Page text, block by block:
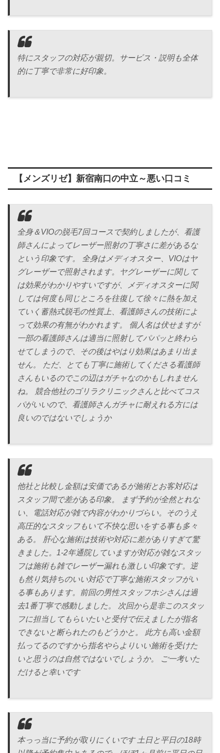
特にスタッフの対応が親切。サービス・説明も全体
的に丁寧で非常に好印象。
【メンズリゼ】新宿南口の中立～悪い口コミ
全身＆VIOの脱毛7回コースで契約しましたが、看護
師さんによってレーザー照射の丁寧さに差があるな
という印象です。 全身はメディオスター、VIOはヤ
グレーザーで照射されます。ヤグレーザーに関して
は効果がわかりやすいですが、メディオスターに関
しては何度も同じところを往復して徐々に熱を加え
ていく蓄熱式脱毛の性質上、看護師さんの技術によ
って効果の有無がわかれます。 個人名は伏せますが
一部の看護師さんは適当に照射してパパッと終わら
せてしまうので、その後はやはり効果はあまり出ま
せん。 ただ、とても丁寧に施術してくださる看護師
さんもいるのでこの辺はガチャなのかもしれません
ね。 競合他社のゴリラクリニックさんと比べてコス
パがいいので、看護師さんガチャに耐えれる方には
良いのではないでしょうか
他社と比較し金額は安価であるが施術とお客対応は
スタッフ間で差がある印象。 まず予約が全然とれな
い、電話対応が雑で内容がわかりづらい。そのうえ
高圧的なスタッフもいて不快な思いをする事も多々
ある。 肝心な施術は技術や対応に差がありすぎて驚
きました。1-2年通院していますが対応が雑なスタッ
フは施術も雑でレーザー漏れも激しい印象です。逆
も然り気持ちのいい対応で丁寧な施術スタッフがい
る事もあります。前回の男性スタッフホシさんは過
去1番丁寧で感動しました。 次回から是非このスタッ
フに担当してもらいたいと受付で伝えましたが指名
できないと断られたのもどうかと。 此方も高い金額
払ってるのですから指名やらよりいい施術を受けた
いと思うのは自然ではないでしょうか。 ご一考いた
だけると幸いです
本っっ当に予約が取りにくいです 土日と平日の18時